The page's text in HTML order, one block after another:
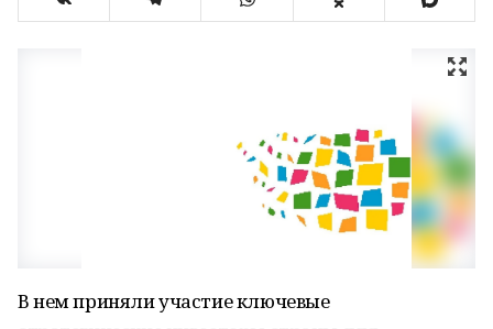
В нем приняли участие ключевые